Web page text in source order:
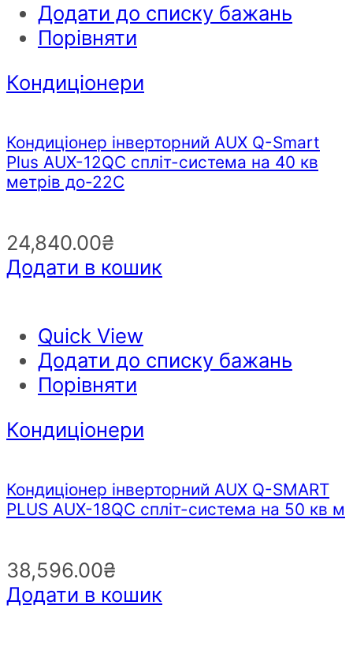
Додати до списку бажань
Порівняти
Кондиціонери
Кондиціонер інверторний AUX Q-Smart
Plus AUX-12QC спліт-система на 40 кв
метрів до-22С
24,840.00₴
Додати в кошик
Quick View
Додати до списку бажань
Порівняти
Кондиціонери
Кондиціонер інверторний AUX Q-SMART
PLUS AUX-18QC спліт-система на 50 кв м
38,596.00₴
Додати в кошик